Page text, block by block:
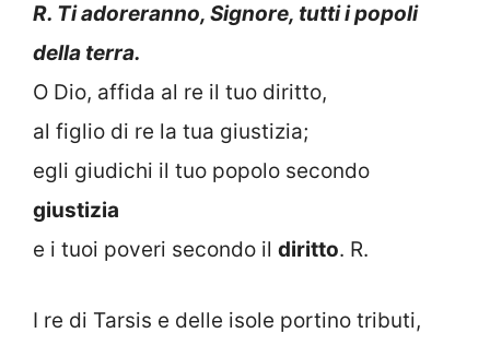
R. Ti adoreranno, Signore, tutti i popoli
della terra.
O Dio, affida al re il tuo diritto,
al figlio di re la tua giustizia;
egli giudichi il tuo popolo secondo
giustizia
e i tuoi poveri secondo il diritto. R.
I re di Tarsis e delle isole portino tributi,